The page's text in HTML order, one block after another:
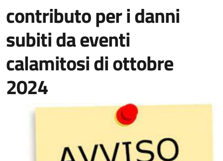
contributo per i danni
subiti da eventi
calamitosi di ottobre
2024